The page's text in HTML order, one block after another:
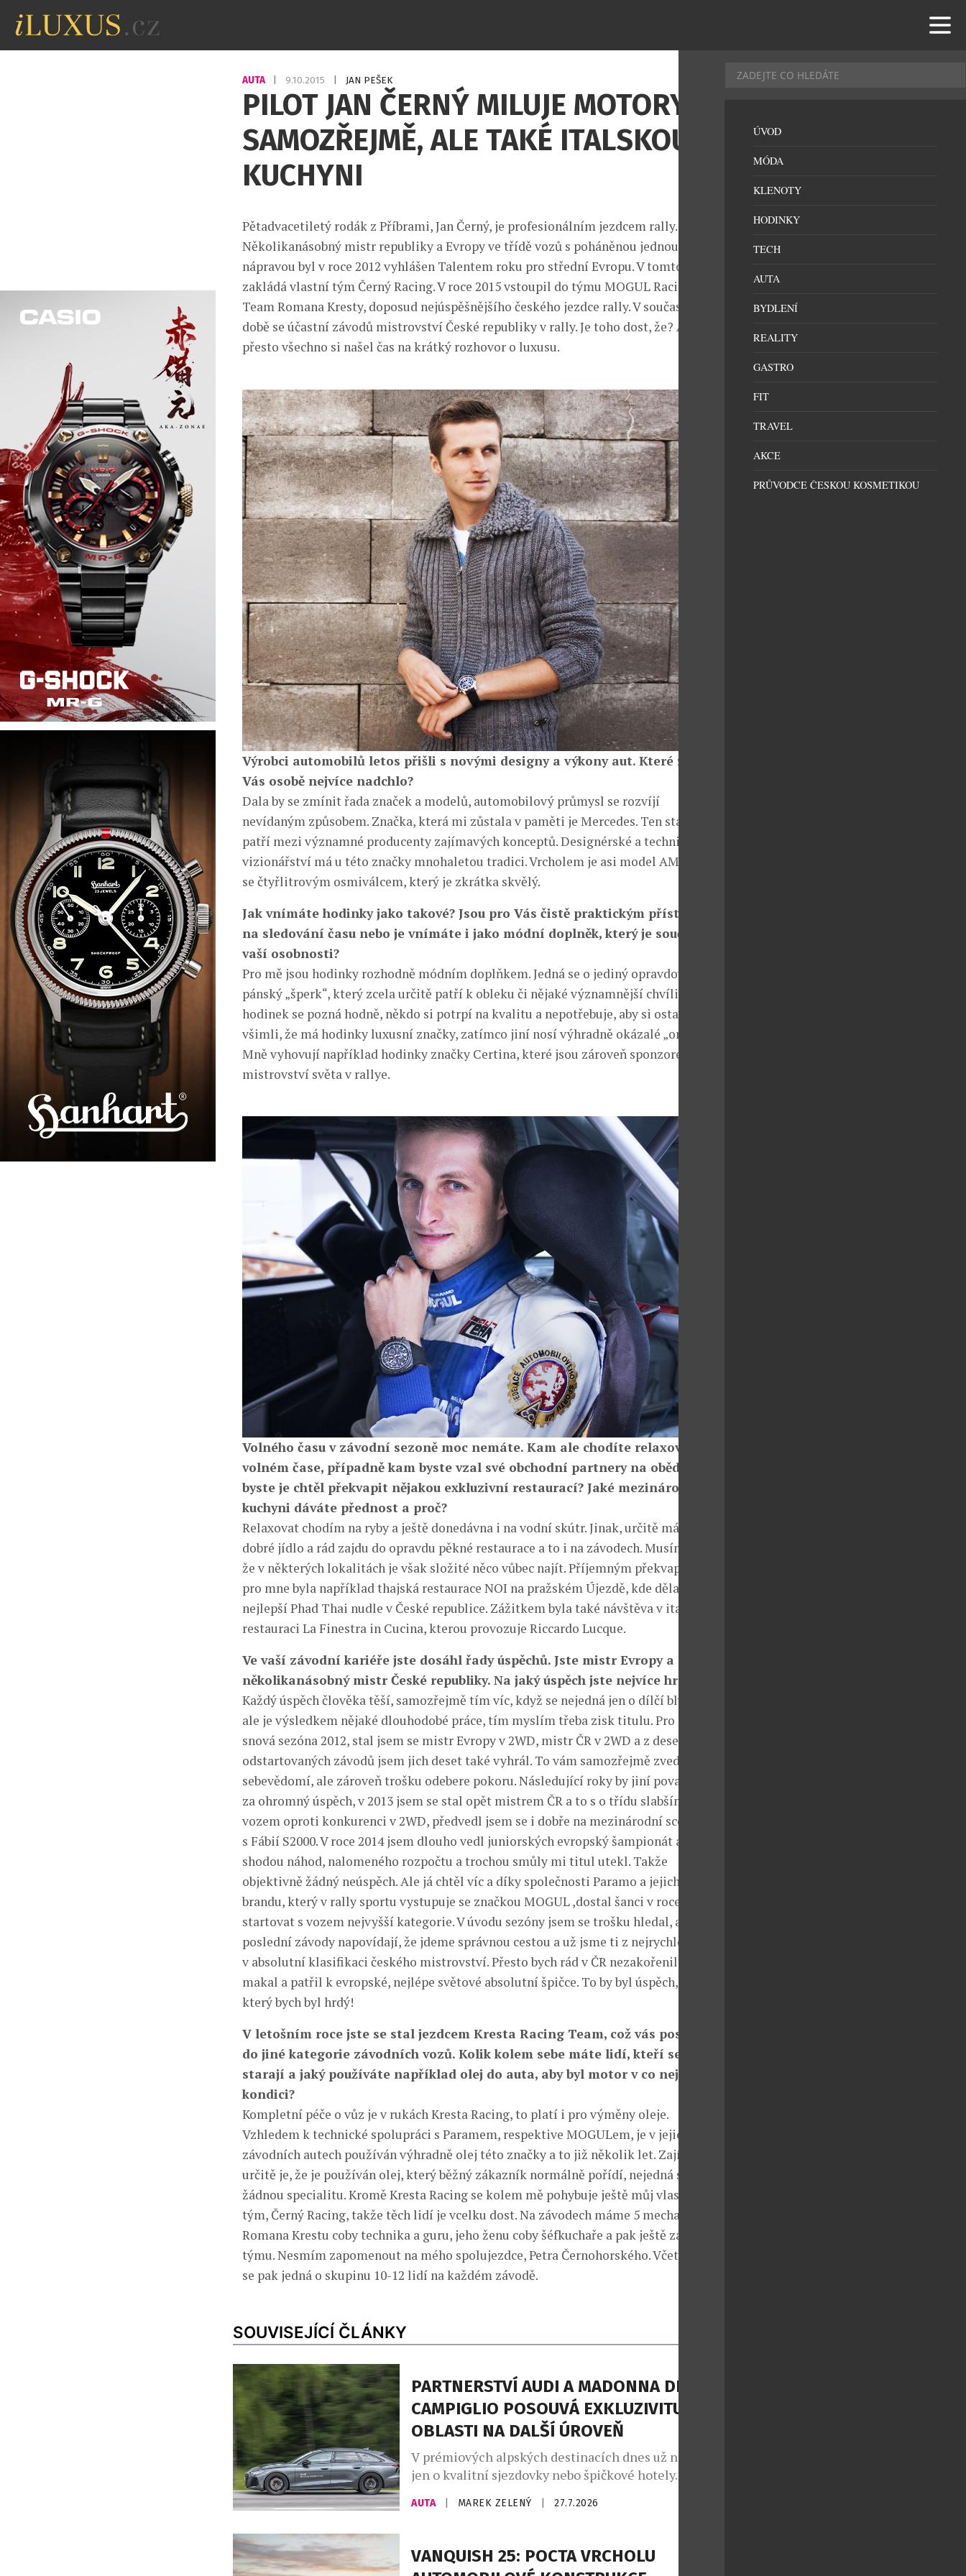
AUTA 9.10.2015 JAN PEŠEK
PILOT JAN ČERNÝ MILUJE MOTORY,
SAMOZŘEJMĚ, ALE TAKÉ ITALSKOU
KUCHYNI
Pětadvacetiletý rodák z Příbrami, Jan Černý, je profesionálním jezdcem rally.
Několikanásobný mistr republiky a Evropy ve třídě vozů s poháněnou jednou
nápravou byl v roce 2012 vyhlášen Talentem roku pro střední Evropu. V tomto roce
zakládá vlastní tým Černý Racing. V roce 2015 vstoupil do týmu MOGUL Racing
Team Romana Kresty, doposud nejúspěšnějšího českého jezdce rally. V současné
době se účastní závodů mistrovství České republiky v rally. Je toho dost, že? A
přesto všechno si našel čas na krátký rozhovor o luxusu.
Výrobci automobilů letos přišli s novými designy a výkony aut. Které z aut
Vás osobě nejvíce nadchlo?
Dala by se zmínit řada značek a modelů, automobilový průmysl se rozvíjí
nevídaným způsobem. Značka, která mi zůstala v paměti je Mercedes. Ten stabilně
patří mezi významné producenty zajímavých konceptů. Designérské a technické
vizionářství má u této značky mnohaletou tradici. Vrcholem je asi model AMG GT S
se čtyřlitrovým osmiválcem, který je zkrátka skvělý.
Jak vnímáte hodinky jako takové? Jsou pro Vás čistě praktickým přístrojem
na sledování času nebo je vnímáte i jako módní doplněk, který je součástí
vaší osobnosti?
Pro mě jsou hodinky rozhodně módním doplňkem. Jedná se o jediný opravdový
pánský „šperk“, který zcela určitě patří k obleku či nějaké významnější chvíli. Podle
hodinek se pozná hodně, někdo si potrpí na kvalitu a nepotřebuje, aby si ostatní
všimli, že má hodinky luxusní značky, zatímco jiní nosí výhradně okázalé „orloje“.
Mně vyhovují například hodinky značky Certina, které jsou zároveň sponzorem
mistrovství světa v rallye.
Volného času v závodní sezoně moc nemáte. Kam ale chodíte relaxovat ve
volném čase, případně kam byste vzal své obchodní partnery na oběd, když
byste je chtěl překvapit nějakou exkluzivní restaurací? Jaké mezinárodní
kuchyni dáváte přednost a proč?
Relaxovat chodím na ryby a ještě donedávna i na vodní skútr. Jinak, určitě mám rád
dobré jídlo a rád zajdu do opravdu pěkné restaurace a to i na závodech. Musím říci,
že v některých lokalitách je však složité něco vůbec najít. Příjemným překvapením
pro mne byla například thajská restaurace NOI na pražském Újezdě, kde dělají
nejlepší Phad Thai nudle v České republice. Zážitkem byla také návštěva v italské
restauraci La Finestra in Cucina, kterou provozuje Riccardo Lucque.
Ve vaší závodní kariéře jste dosáhl řady úspěchů. Jste mistr Evropy a
několikanásobný mistr České republiky. Na jaký úspěch jste nejvíce hrdý?
Každý úspěch člověka těší, samozřejmě tím víc, když se nejedná jen o dílčí blýsknutí,
ale je výsledkem nějaké dlouhodobé práce, tím myslím třeba zisk titulu. Pro mě byla
snová sezóna 2012, stal jsem se mistr Evropy v 2WD, mistr ČR v 2WD a z deseti
odstartovaných závodů jsem jich deset také vyhrál. To vám samozřejmě zvedne
sebevědomí, ale zároveň trošku odebere pokoru. Následující roky by jiní považovali
za ohromný úspěch, v 2013 jsem se stal opět mistrem ČR a to s o třídu slabším
vozem oproti konkurenci v 2WD, předvedl jsem se i dobře na mezinárodní scéně
s Fábií S2000. V roce 2014 jsem dlouho vedl juniorských evropský šampionát a jen
shodou náhod, nalomeného rozpočtu a trochou smůly mi titul utekl. Takže
objektivně žádný neúspěch. Ale já chtěl víc a díky společnosti Paramo a jejich
brandu, který v rally sportu vystupuje se značkou MOGUL ,dostal šanci v roce 2015
startovat s vozem nejvyšší kategorie. V úvodu sezóny jsem se trošku hledal, ale
poslední závody napovídají, že jdeme správnou cestou a už jsme ti z nejrychlejších
v absolutní klasifikaci českého mistrovství. Přesto bych rád v ČR nezakořenil, ale
makal a patřil k evropské, nejlépe světové absolutní špičce. To by byl úspěch, na
který bych byl hrdý!
V letošním roce jste se stal jezdcem Kresta Racing Team, což vás posunulo
do jiné kategorie závodních vozů. Kolik kolem sebe máte lidí, kteří se o vás
starají a jaký používáte například olej do auta, aby byl motor v co nejlepší
kondici?
Kompletní péče o vůz je v rukách Kresta Racing, to platí i pro výměny oleje.
Vzhledem k technické spolupráci s Paramem, respektive MOGULem, je v jejich
závodních autech používán výhradně olej této značky a to již několik let. Zajímavé
určitě je, že je používán olej, který běžný zákazník normálně pořídí, nejedná se o
žádnou specialitu. Kromě Kresta Racing se kolem mě pohybuje ještě můj vlastní
tým, Černý Racing, takže těch lidí je vcelku dost. Na závodech máme 5 mechaniků,
Romana Krestu coby technika a guru, jeho ženu coby šéfkuchaře a pak ještě zástupce
týmu. Nesmím zapomenout na mého spolujezdce, Petra Černohorského. Včetně VIP
se pak jedná o skupinu 10-12 lidí na každém závodě.
SOUVISEJÍCÍ ČLÁNKY
PARTNERSTVÍ AUDI A MADONNA DI
CAMPIGLIO POSOUVÁ EXKLUZIVITU
OBLASTI NA DALŠÍ ÚROVEŇ
V prémiových alpských destinacích dnes už nejde
jen o kvalitní sjezdovky nebo špičkové hotely. Stále
větší roli hrají značky, které dokážou dotvářet
charakter místa. Madonna di Campiglio to potvrzuje
společností Audi, jež se stala nedílnou součástí
života tohoto prestižního střediska. Spojení
AUTA MAREK ZELENÝ 27.7.2026
VANQUISH 25: POCTA VRCHOLU
ÚVOD
MÓDA
KLENOTY
HODINKY
TECH
AUTA
BYDLENÍ
REALITY
GASTRO
FIT
TRAVEL
AKCE
PRŮVODCE ČESKOU KOSMETIKOU